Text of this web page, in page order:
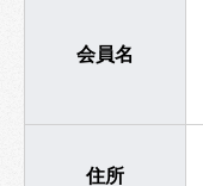
会員名
住所